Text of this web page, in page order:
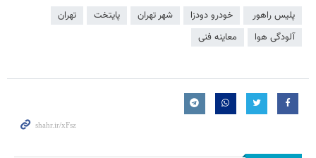
پلیس راهور ‏ خودرو دودزا شهر تهران پایتخت
تهران
آلودگی هوا
معاینه فنی